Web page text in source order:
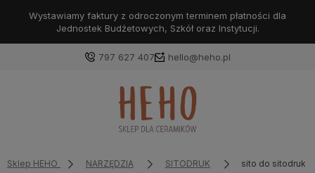
Wystawiamy faktury z odroczonym terminem płatności dla
Jednostek Budżetowych, Szkół oraz Instytucji.
797 627 407 hello@heho.pl
Zaloguj się
Sklep HEHO NARZĘDZIA SITODRUK sito do sitodruku